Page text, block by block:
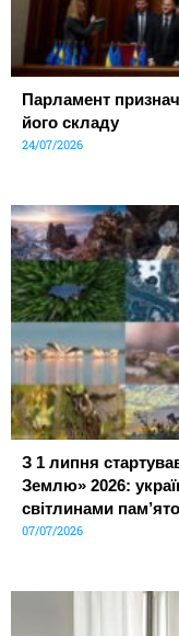
Парламент
його складу
24/07/2026
З 1 липня
Землю» 2026:
світлинами
07/07/2026